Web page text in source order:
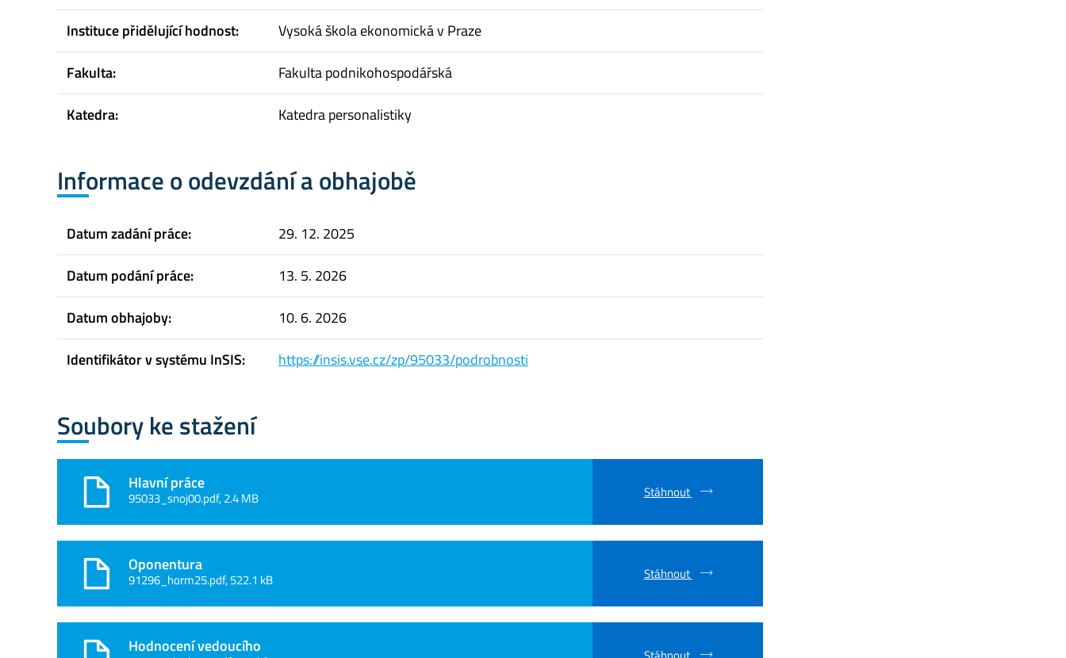
Instituce přidělující hodnost:
Vysoká škola ekonomická v Praze
Fakulta:
Fakulta podnikohospodářská
Katedra:
Katedra personalistiky
Informace o odevzdání a obhajobě
Datum zadání práce:
29. 12. 2025
Datum podání práce:
13. 5. 2026
Datum obhajoby:
10. 6. 2026
Identifikátor v systému InSIS:
https://insis.vse.cz/zp/95033/podrobnosti
Soubory ke stažení
Hlavní práce
95033_snoj00.pdf, 2.4 MB Stáhnout
Oponentura
91296_horm25.pdf, 522.1 kB Stáhnout
Hodnocení vedoucího